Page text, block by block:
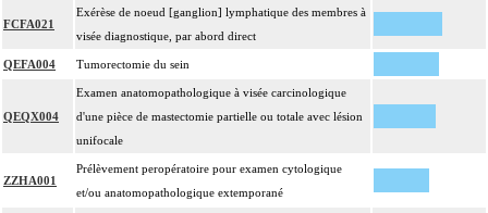
FCFA021
Exérèse de noeud [ganglion] lymphatique des membres à
visée diagnostique, par abord direct
QEFA004 Tumorectomie du sein
QEQX004
Examen anatomopathologique à visée carcinologique
d'une pièce de mastectomie partielle ou totale avec lésion
unifocale
ZZHA001
Prélèvement peropératoire pour examen cytologique
et/ou anatomopathologique extemporané